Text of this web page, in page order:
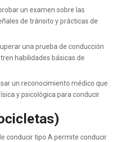
un examen sobre las
de tránsito y prácticas de
una prueba de conducción
habilidades básicas de
un reconocimiento médico que
y psicológica para conducir.
conducir tipo A permite conducir